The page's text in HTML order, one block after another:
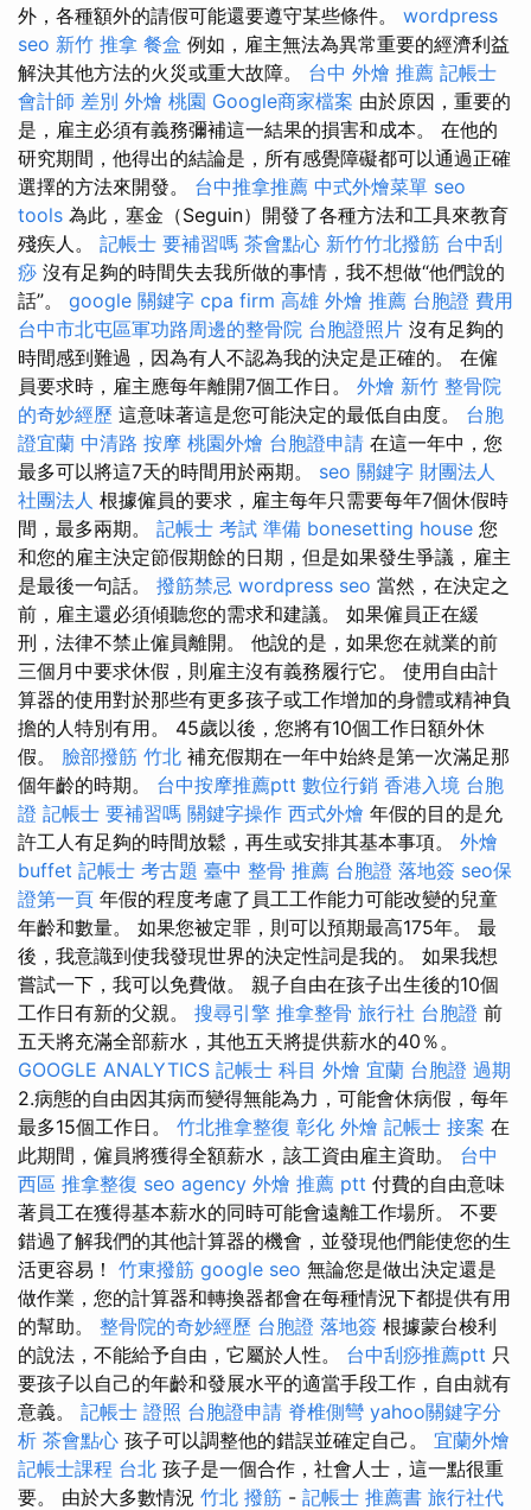
外，各種額外的請假可能還要遵守某些條件。 wordpress
seo 新竹 推拿 餐盒 例如，雇主無法為異常重要的經濟利益
解決其他方法的火災或重大故障。 台中 外燴 推薦 記帳士
會計師 差別 外燴 桃園 Google商家檔案 由於原因，重要的
是，雇主必須有義務彌補這一結果的損害和成本。 在他的
研究期間，他得出的結論是，所有感覺障礙都可以通過正確
選擇的方法來開發。 台中推拿推薦 中式外燴菜單 seo
tools 為此，塞金（Seguin）開發了各種方法和工具來教育
殘疾人。 記帳士 要補習嗎 茶會點心 新竹竹北撥筋 台中刮
痧 沒有足夠的時間失去我所做的事情，我不想做“他們說的
話”。 google 關鍵字 cpa firm 高雄 外燴 推薦 台胞證 費用
台中市北屯區軍功路周邊的整骨院 台胞證照片 沒有足夠的
時間感到難過，因為有人不認為我的決定是正確的。 在僱
員要求時，雇主應每年離開7個工作日。 外燴 新竹 整骨院
的奇妙經歷 這意味著這是您可能決定的最低自由度。 台胞
證宜蘭 中清路 按摩 桃園外燴 台胞證申請 在這一年中，您
最多可以將這7天的時間用於兩期。 seo 關鍵字 財團法人
社團法人 根據僱員的要求，雇主每年只需要每年7個休假時
間，最多兩期。 記帳士 考試 準備 bonesetting house 您
和您的雇主決定節假期餘的日期，但是如果發生爭議，雇主
是最後一句話。 撥筋禁忌 wordpress seo 當然，在決定之
前，雇主還必須傾聽您的需求和建議。 如果僱員正在緩
刑，法律不禁止僱員離開。 他說的是，如果您在就業的前
三個月中要求休假，則雇主沒有義務履行它。 使用自由計
算器的使用對於那些有更多孩子或工作增加的身體或精神負
擔的人特別有用。 45歲以後，您將有10個工作日額外休
假。 臉部撥筋 竹北 補充假期在一年中始終是第一次滿足那
個年齡的時期。 台中按摩推薦ptt 數位行銷 香港入境 台胞
證 記帳士 要補習嗎 關鍵字操作 西式外燴 年假的目的是允
許工人有足夠的時間放鬆，再生或安排其基本事項。 外燴
buffet 記帳士 考古題 臺中 整骨 推薦 台胞證 落地簽 seo保
證第一頁 年假的程度考慮了員工工作能力可能改變的兒童
年齡和數量。 如果您被定罪，則可以預期最高175年。 最
後，我意識到使我發現世界的決定性詞是我的。 如果我想
嘗試一下，我可以免費做。 親子自由在孩子出生後的10個
工作日有新的父親。 搜尋引擎 推拿整骨 旅行社 台胞證 前
五天將充滿全部薪水，其他五天將提供薪水的40％。
GOOGLE ANALYTICS 記帳士 科目 外燴 宜蘭 台胞證 過期
2.病態的自由因其病而變得無能為力，可能會休病假，每年
最多15個工作日。 竹北推拿整復 彰化 外燴 記帳士 接案 在
此期間，僱員將獲得全額薪水，該工資由雇主資助。 台中
西區 推拿整復 seo agency 外燴 推薦 ptt 付費的自由意味
著員工在獲得基本薪水的同時可能會遠離工作場所。 不要
錯過了解我們的其他計算器的機會，並發現他們能使您的生
活更容易！ 竹東撥筋 google seo 無論您是做出決定還是
做作業，您的計算器和轉換器都會在每種情況下都提供有用
的幫助。 整骨院的奇妙經歷 台胞證 落地簽 根據蒙台梭利
的說法，不能給予自由，它屬於人性。 台中刮痧推薦ptt 只
要孩子以自己的年齡和發展水平的適當手段工作，自由就有
意義。 記帳士 證照 台胞證申請 脊椎側彎 yahoo關鍵字分
析 茶會點心 孩子可以調整他的錯誤並確定自己。 宜蘭外燴
記帳士課程 台北 孩子是一個合作，社會人士，這一點很重
要。 由於大多數情況 竹北 撥筋 - 記帳士 推薦書 旅行社代